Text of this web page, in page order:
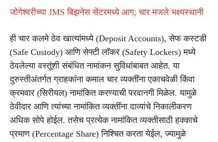
जोगेश्वरीच्या JMS बिझनेस सेंटरमध्ये आग; चार मजले भक्ष्यस्थानी
ही चार कलमे ठेव खात्यांमध्ये (Deposit Accounts), सेफ कस्टडी
(Safe Custody) आणि सेफ्टी लॉकर (Safety Lockers) मध्ये
ठेवलेल्या वस्तूंशी संबंधित नामांकन सुविधांबाबत आहेत. या
दुरुस्तीअंतर्गत ग्राहकांना कमाल चार व्यक्तींना एकाचवेळी किंवा
क्रमवार (सिरीयल) नामांकित करण्याची परवानगी मिळेल. यामुळे
ठेवीदार आणि त्यांच्या नामांकित व्यक्तींना दाव्यांचे निकालीकरण
अधिक सोपे होईल. तसेच प्रत्येक नामांकित व्यक्तीसाठी हक्काचे
प्रमाण (Percentage Share) निश्चित करता येईल, ज्यामुळे